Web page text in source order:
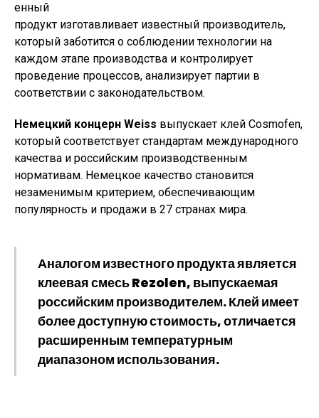
енный
продукт изготавливает известный производитель,
который заботится о соблюдении технологии на
каждом этапе производства и контролирует
проведение процессов, анализирует партии в
соответствии с законодательством.
Немецкий концерн Weiss выпускает клей Cosmofen,
который соответствует стандартам международного
качества и российским производственным
нормативам. Немецкое качество становится
незаменимым критерием, обеспечивающим
популярность и продажи в 27 странах мира.
Аналогом известного продукта является
клеевая смесь Rezolen, выпускаемая
российским производителем. Клей имеет
более доступную стоимость, отличается
расширенным температурным
диапазоном использования.